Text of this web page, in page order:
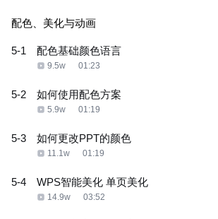
配色、美化与动画
5-1 配色基础颜色语言
9.5w 01:23
5-2 如何使用配色方案
5.9w 01:19
5-3 如何更改PPT的颜色
11.1w 01:19
5-4 WPS智能美化 单页美化
14.9w 03:52